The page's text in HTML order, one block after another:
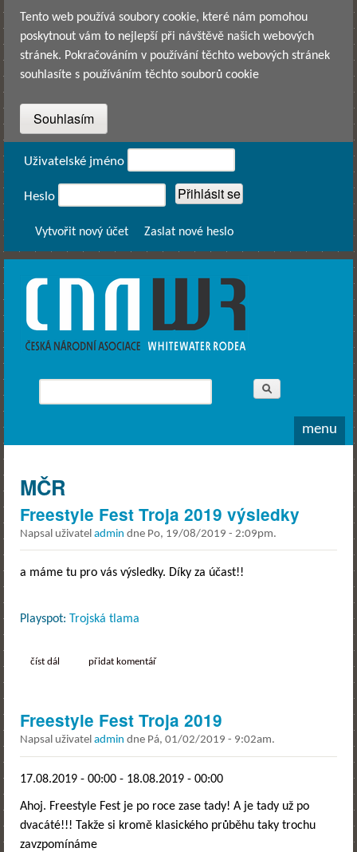
Přejít k hlavnímu obsahu
Tento web používá soubory cookie, které nám pomohou
poskytnout vám to nejlepší při návštěvě našich webových
stránek. Pokračováním v používání těchto webových stránek
souhlasíte s používáním těchto souborů cookie
Přihlášení
Uživatelské jméno
Heslo
Vytvořit nový účet Zaslat nové heslo
CNAWR -
Národní
Asociace
Rodea o.s.
Vyhledávání
menu
MČR
Freestyle Fest Troja 2019 výsledky
Napsal uživatel admin dne Po, 19/08/2019 - 2:09pm.
a máme tu pro vás výsledky. Díky za účast!!
Playspot: Trojská tlama
číst dál freestyle fest troja 2019 výsledky
přidat komentář
Freestyle Fest Troja 2019
Napsal uživatel admin dne Pá, 01/02/2019 - 9:02am.
17.08.2019 - 00:00 - 18.08.2019 - 00:00
Ahoj. Freestyle Fest je po roce zase tady! A je tady už po
dvacáté!!! Takže si kromě klasického průběhu taky trochu
zavzpomínáme